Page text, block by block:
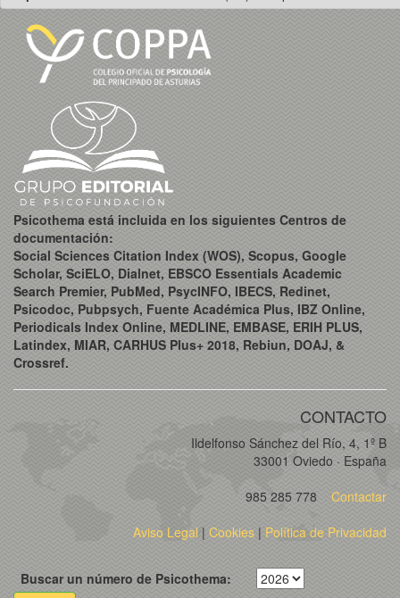
Psicothema está incluida en los siguientes Centros de
documentación:
Social Sciences Citation Index (WOS), Scopus, Google
Scholar, SciELO, Dialnet, EBSCO Essentials Academic
Search Premier, PubMed, PsycINFO, IBECS, Redinet,
Psicodoc, Pubpsych, Fuente Académica Plus, IBZ Online,
Periodicals Index Online, MEDLINE, EMBASE, ERIH PLUS,
Latindex, MIAR, CARHUS Plus+ 2018, Rebiun, DOAJ, &
Crossref.
CONTACTO
Ildelfonso Sánchez del Río, 4, 1º B
33001 Oviedo · España
985 285 778
Contactar
Aviso Legal| Cookies | Política de Privacidad
Buscar un número de Psicothema: